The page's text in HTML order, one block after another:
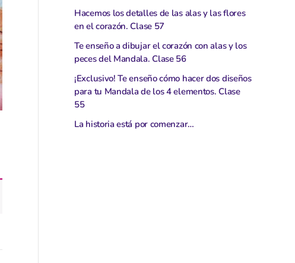
Hacemos los detalles de las alas y las flores
en el corazón. Clase 57
Te enseño a dibujar el corazón con alas y los
peces del Mandala. Clase 56
¡Exclusivo! Te enseño cómo hacer dos diseños
para tu Mandala de los 4 elementos. Clase
55
La historia está por comenzar…